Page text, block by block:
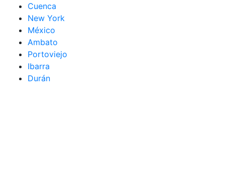
Cuenca
New York
México
Ambato
Portoviejo
Ibarra
Durán